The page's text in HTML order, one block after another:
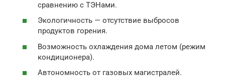
сравнению с ТЭНами.
Экологичность — отсутствие выбросов
продуктов горения.
Возможность охлаждения дома летом (режим
кондиционера).
Автономность от газовых магистралей.